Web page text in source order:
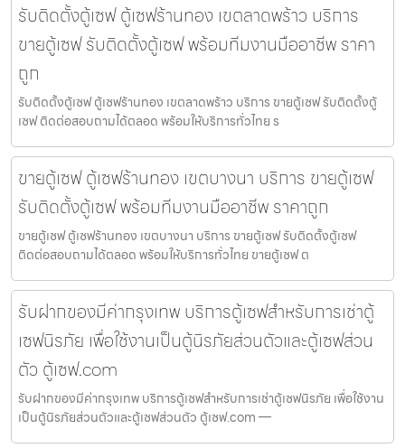
รับติดตั้งตู้เซฟ ตู้เซฟร้านทอง เขตลาดพร้าว บริการ
ขายตู้เซฟ รับติดตั้งตู้เซฟ พร้อมทีมงานมืออาชีพ ราคา
ถูก
รับติดตั้งตู้เซฟ ตู้เซฟร้านทอง เขตลาดพร้าว บริการ ขายตู้เซฟ รับติดตั้งตู้
เซฟ ติดต่อสอบถามได้ตลอด พร้อมให้บริการทั่วไทย ร
ขายตู้เซฟ ตู้เซฟร้านทอง เขตบางนา บริการ ขายตู้เซฟ
รับติดตั้งตู้เซฟ พร้อมทีมงานมืออาชีพ ราคาถูก
ขายตู้เซฟ ตู้เซฟร้านทอง เขตบางนา บริการ ขายตู้เซฟ รับติดตั้งตู้เซฟ
ติดต่อสอบถามได้ตลอด พร้อมให้บริการทั่วไทย ขายตู้เซฟ ต
รับฝากของมีค่ากรุงเทพ บริการตู้เซฟสำหรับการเช่าตู้
เซฟนิรภัย เพื่อใช้งานเป็นตู้นิรภัยส่วนตัวและตู้เซฟส่วน
ตัว ตู้เซฟ.com
รับฝากของมีค่ากรุงเทพ บริการตู้เซฟสำหรับการเช่าตู้เซฟนิรภัย เพื่อใช้งาน
เป็นตู้นิรภัยส่วนตัวและตู้เซฟส่วนตัว ตู้เซฟ.com —